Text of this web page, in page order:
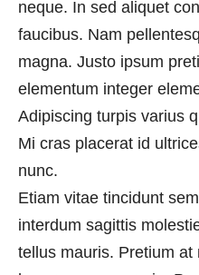
neque. In sed aliquet
faucibus. Nam
magna. Justo ipsum
elementum integer
Adipiscing turpis varius
Mi cras placerat id
nunc.
Etiam vitae tincidunt
interdum sagittis
tellus mauris. Pretium